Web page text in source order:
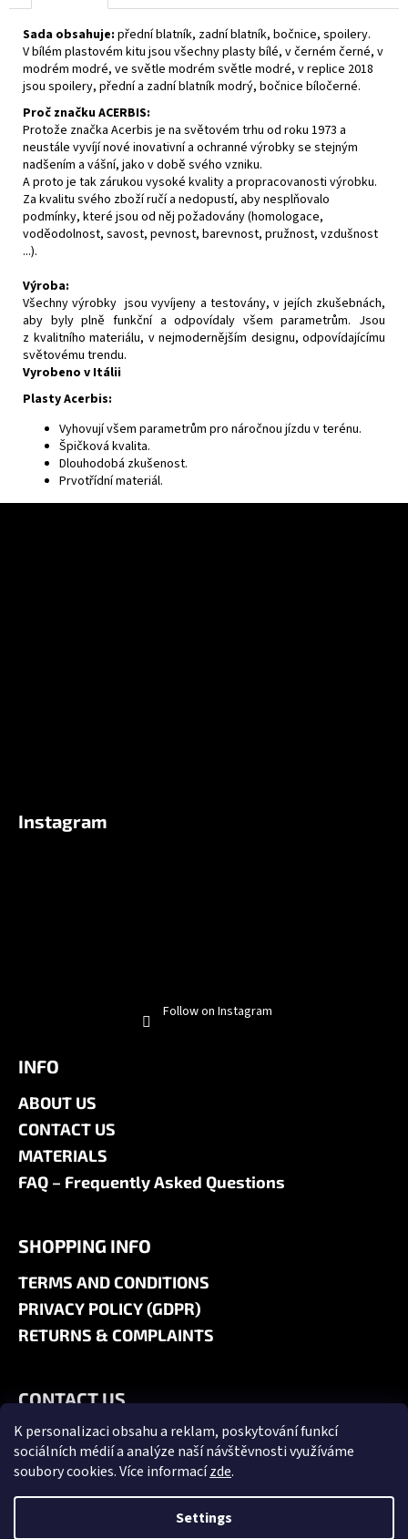
K personalizaci obsahu a reklam, poskytování funkcí
sociálních médií a analýze naší návštěvnosti využíváme
soubory cookies. Více informacízde.
Settings
Sada obsahuje: přední blatník, zadní blatník, bočnice, spoilery.
V bílém plastovém kitu jsou všechny plasty bílé, v černém černé, v
modrém modré, ve světle modrém světle modré, v replice 2018
jsou spoilery, přední a zadní blatník modrý, bočnice bíločerné.
Proč značku ACERBIS:
Protože značka Acerbis je na světovém trhu od roku 1973 a
neustále vyvíjí nové inovativní a ochranné výrobky se stejným
nadšením a vášní, jako v době svého vzniku.
A proto je tak zárukou vysoké kvality a propracovanosti výrobku.
Za kvalitu svého zboží ručí a nedopustí, aby nesplňovalo
podmínky, které jsou od něj požadovány (homologace,
voděodolnost, savost, pevnost, barevnost, pružnost, vzdušnost
...).
Výroba:
Všechny výrobky jsou vyvíjeny a testovány, v jejích zkušebnách,
aby byly plně funkční a odpovídaly všem parametrům. Jsou
z kvalitního materiálu, v nejmodernějším designu, odpovídajícímu
světovému trendu.
Vyrobeno v Itálii
Plasty Acerbis:
Vyhovují všem parametrům pro náročnou jízdu v terénu.
Špičková kvalita.
Dlouhodobá zkušenost.
Prvotřídní materiál.
Instagram
Follow on Instagram
INFO
ABOUT US
CONTACT US
MATERIALS
FAQ – Frequently Asked Questions
SHOPPING INFO
TERMS AND CONDITIONS
PRIVACY POLICY (GDPR)
RETURNS & COMPLAINTS
CONTACT US
+420 606 180 071
info@jk9-graphics.cz